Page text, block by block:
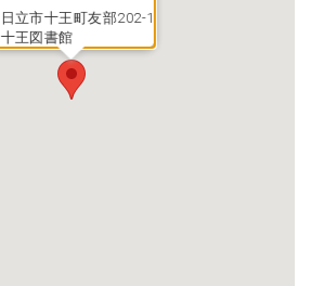
日立市十王町友部202-1
十王図書館